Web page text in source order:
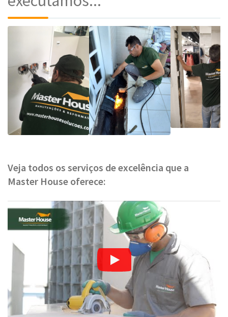
Veja todos os serviços de excelência que a
Master House oferece: